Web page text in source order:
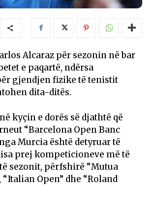
Alcaraz për sezonin në bar
e paqartë, ndërsa
gjendjen fizike të tenistit
dita-ditës.
kyçin e dorës së djathtë që
“Barcelona Open Banc
Murcia është detyruar të
prej kompeticioneve më të
sezonit, përfshirë “Mutua
“Italian Open” dhe “Roland